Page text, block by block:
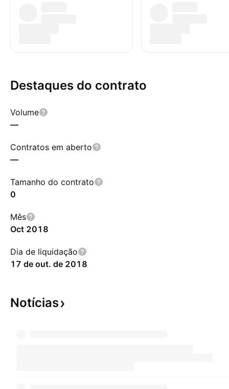
Destaques do contrato
Volume
—
Contratos em aberto
—
Tamanho do contrato
0
Mês
Oct 2018
Dia de liquidação
17 de out. de 2018
Notícias